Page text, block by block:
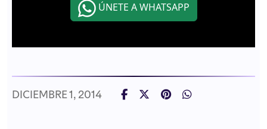
ÚNETE A WHATSAPP
DICIEMBRE 1, 2014